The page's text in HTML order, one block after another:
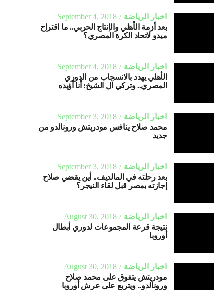
اخبار الرياضة
September 4, 2018
بعد أزمة الأهلي والإنتاج الحربي.. ما اقتراح
ميدو لاتحاد الكرة المصري؟
اخبار الرياضة
September 4, 2018
الأهلي يهدد بالانسحاب من الدوري
المصري.. وتركي آل الشيخ: أنا أؤيده
اخبار الرياضة
September 3, 2018
محمد صلاح ينافس مودريتش ورونالدو من
جديد
اخبار الرياضة
September 3, 2018
بعد رحلته في المالديف.. أين يقضي صلاح
إجازته بمصر قبل لقاء النيجر؟
اخبار الرياضة
August 30, 2018
نتيجة قرعة المجموعات لدوري أبطال
أوروبا
اخبار الرياضة
August 30, 2018
مودريتش يتفوق على محمد صلاح
ورونالدو.. ويتربع على عرش أوروبا